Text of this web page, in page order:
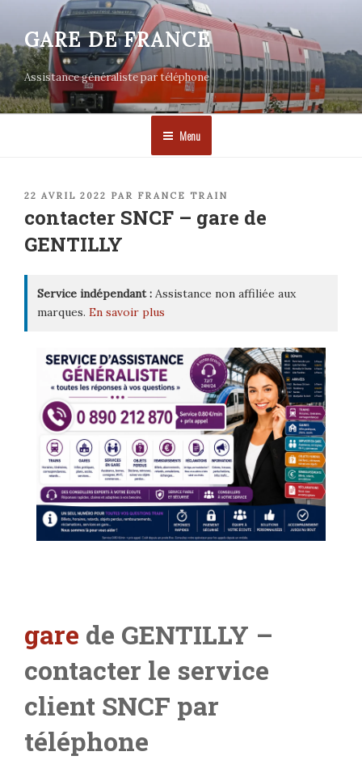
contenu
principal
GARE DE FRANCE
Assistance généraliste par téléphone
Menu
PUBLIÉ
22 AVRIL 2022 PAR FRANCE TRAIN
contacter SNCF – gare de
GENTILLY
Service indépendant : Assistance non affiliée aux
marques. En savoir plus
gare de GENTILLY –
contacter le service
client SNCF par
téléphone